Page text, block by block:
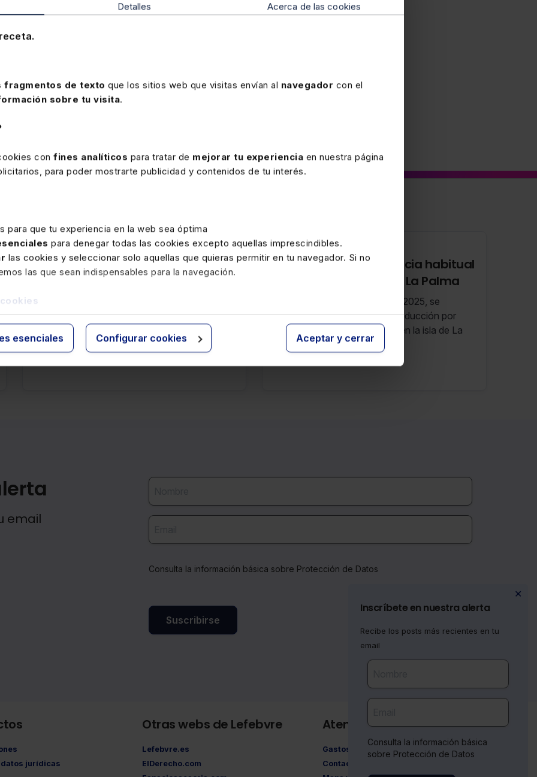
Detalles Acerca de las cookies
fragmentos de texto que los sitios web que visitas envían al navegador con el
sobre tu visita.
con fines analíticos para tratar de mejorar tu experiencia en nuestra página
para poder mostrarte publicidad y contenidos de tu interés.
para que tu experiencia en la web sea óptima
para denegar todas las cookies excepto aquellas imprescindibles.
las cookies y seleccionar solo aquellas que quieras permitir en tu navegador. Si no
las que sean indispensables para la navegación.
esenciales Configurar cookies Aceptar y cerrar
a lo dispuesto en esta ley y, en concreto, los artículos 12.2 (régimen de explotación)
1 ENERO 2026
Deducción por inversiones en
películas cinematográficas y
otras obras audiovisuales en el ISÂ
Se modifican las condiciones y requisitos para
aplicar la deducción.
25 NOVIEMBRE 2025
Deducción por residencia habitual
y efectiva en la isla de La Palma
Con efectos a partir del 27-11-2025, se
prorroga al ejercicio 2025 la deducción por
residencia habitual y efectiva en la isla de La
Palma.
email
Consulta la información básica sobre Protección de Datos
Suscribirse
✕
Inscríbete en nuestra alerta
Recibe los posts más recientes en tu
email
Consulta la información básica
sobre Protección de Datos
datos jurídicas
Otras webs de Lefebvre
Lefebvre.es
ElDerecho.com
Atención al cliente
Gastos de envío
Contacto